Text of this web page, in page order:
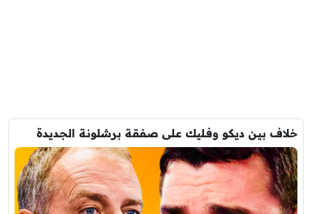
خلاف بين ديكو وفليك على صفقة برشلونة الجديدة